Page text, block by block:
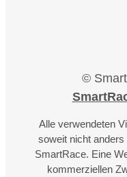
©
Alle verwendeten
soweit nicht
SmartRace. Eine
kommerziellen